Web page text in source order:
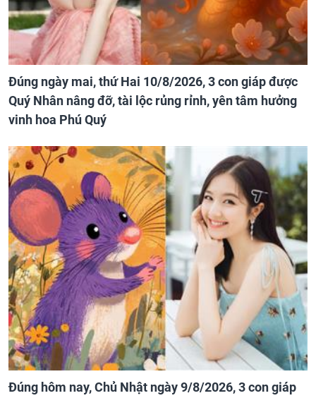
Đúng ngày mai, thứ Hai 10/8/2026, 3 con giáp được
Quý Nhân nâng đỡ, tài lộc rủng rỉnh, yên tâm hưởng
vinh hoa Phú Quý
Đúng hôm nay, Chủ Nhật ngày 9/8/2026, 3 con giáp